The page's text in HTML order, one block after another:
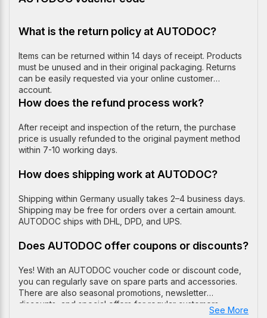
What is the return policy at AUTODOC?
Items can be returned within 14 days of receipt. Products
must be unused and in their original packaging. Returns
can be easily requested via your online customer
account.
How does the refund process work?
After receipt and inspection of the return, the purchase
price is usually refunded to the original payment method
within 7-10 working days.
How does shipping work at AUTODOC?
Shipping within Germany usually takes 2–4 business days.
Shipping may be free for orders over a certain amount.
AUTODOC ships with DHL, DPD, and UPS.
Does AUTODOC offer coupons or discounts?
Yes! With an AUTODOC voucher code or discount code,
you can regularly save on spare parts and accessories.
There are also seasonal promotions, newsletter
discounts, and special offers for regular customers.
See More